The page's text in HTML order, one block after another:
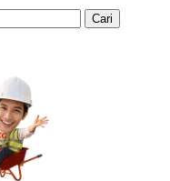
Cari